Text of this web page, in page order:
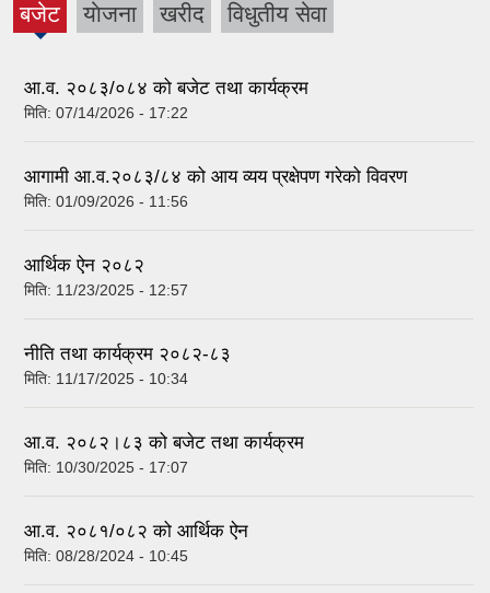
बजेट
(active
याेजना खरीद विधुतीय सेवा
आ.व. २०८३/०८४ को बजेट तथा कार्यक्रम
मिति: 07/14/2026 - 17:22
आगामी आ.व.२०८३/८४ को आय व्यय प्रक्षेपण गरेको विवरण
मिति: 01/09/2026 - 11:56
आर्थिक ऐन २०८२
मिति: 11/23/2025 - 12:57
नीति तथा कार्यक्रम २०८२-८३
मिति: 11/17/2025 - 10:34
आ.व. २०८२।८३ को बजेट तथा कार्यक्रम
मिति: 10/30/2025 - 17:07
आ.व. २०८१/०८२ को आर्थिक ऐन
मिति: 08/28/2024 - 10:45